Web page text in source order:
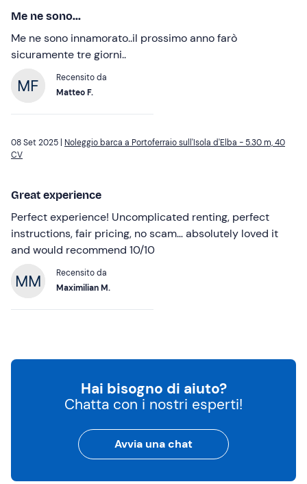
Me ne sono...
Me ne sono innamorato..il prossimo anno farò
sicuramente tre giorni..
Recensito da
Matteo F.
08 Set 2025 | Noleggio barca a Portoferraio sull'Isola d'Elba - 5.30 m, 40
CV
Great experience
Perfect experience! Uncomplicated renting, perfect
instructions, fair pricing, no scam… absolutely loved it
and would recommend 10/10
Recensito da
Maximilian M.
Hai bisogno di aiuto?
Chatta con i nostri esperti!
Avvia una chat